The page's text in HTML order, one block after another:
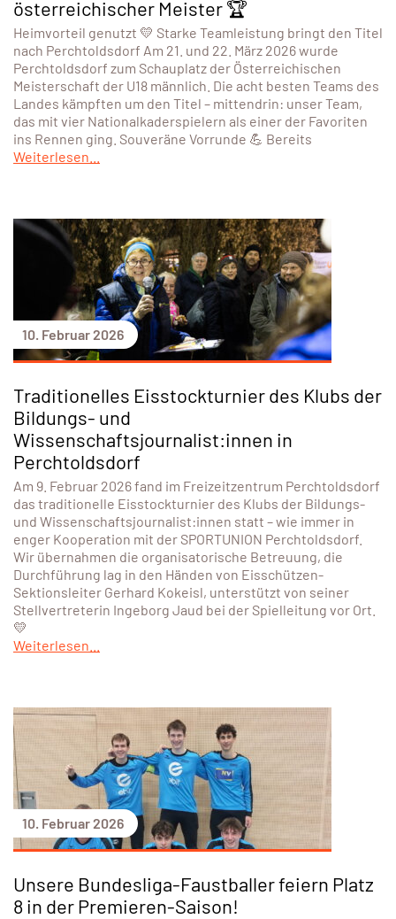
österreichischer Meister 🏆
Heimvorteil genutzt 💛 Starke Teamleistung bringt den Titel
nach Perchtoldsdorf Am 21. und 22. März 2026 wurde
Perchtoldsdorf zum Schauplatz der Österreichischen
Meisterschaft der U18 männlich. Die acht besten Teams des
Landes kämpften um den Titel – mittendrin: unser Team,
das mit vier Nationalkaderspielern als einer der Favoriten
ins Rennen ging. Souveräne Vorrunde 💪 Bereits
Weiterlesen...
10. Februar 2026
Traditionelles Eisstockturnier des Klubs der
Bildungs- und
Wissenschaftsjournalist:innen in
Perchtoldsdorf
Am 9. Februar 2026 fand im Freizeitzentrum Perchtoldsdorf
das traditionelle Eisstockturnier des Klubs der Bildungs-
und Wissenschaftsjournalist:innen statt – wie immer in
enger Kooperation mit der SPORTUNION Perchtoldsdorf.
Wir übernahmen die organisatorische Betreuung, die
Durchführung lag in den Händen von Eisschützen-
Sektionsleiter Gerhard Kokeisl, unterstützt von seiner
Stellvertreterin Ingeborg Jaud bei der Spielleitung vor Ort.
💛
Weiterlesen...
10. Februar 2026
Unsere Bundesliga-Faustballer feiern Platz
8 in der Premieren-Saison!